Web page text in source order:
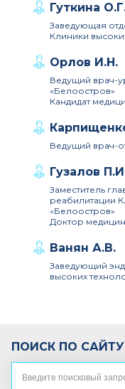
Гуткина
Заведующая
Клиники
Орлов И.Н.
Ведущий врач-
«Белоостров»
Кандидат
Ведущий врач-
Гузалов
Заместитель
реабилитации
«Белоостров»
Доктор
Ванян А.В.
Заведующий
высоких
ПОИСК ПО САЙТУ